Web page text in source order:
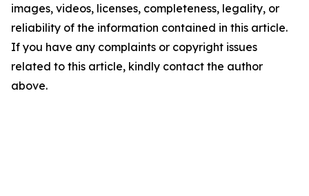
images, videos, licenses, completeness, legality, or
reliability of the information contained in this article.
If you have any complaints or copyright issues
related to this article, kindly contact the author
above.